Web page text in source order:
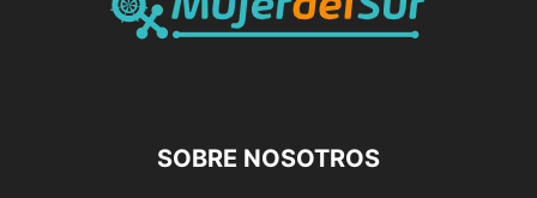
SOBRE NOSOTROS